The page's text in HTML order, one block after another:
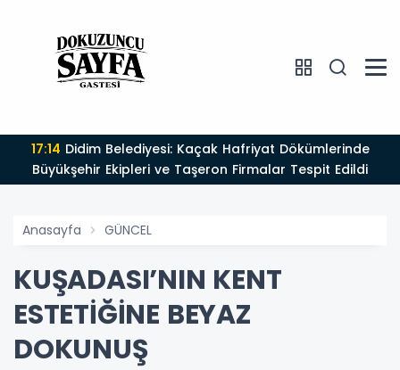
17:14
Büyükşehir Ekipleri ve Taşeron Firmalar Tespit Edildi
Anasayfa GÜNCEL
KUŞADASI’NIN KENT
ESTETİĞİNE BEYAZ
DOKUNUŞ